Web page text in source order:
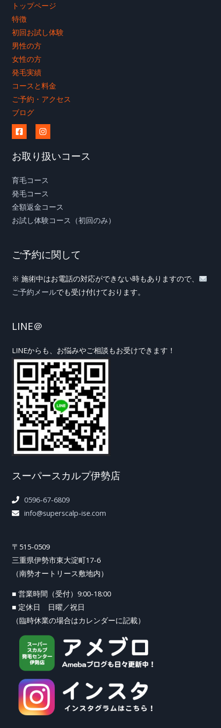
タ
ー
伊
勢
店
トップページ
特徴
初回お試し体験
男性の方
女性の方
発毛実績
コースと料金
ご予約・アクセス
ブログ
お取り扱いコース
育毛コース
発毛コース
全額返金コース
お試し体験コース（初回のみ）
ご予約に関して
※ 施術中はお電話の対応ができない時もありますので、
ご予約メールでも受け付けております。
LINE＠
LINEからも、お悩みやご相談もお受けできます！
スーパースカルプ伊勢店
0596-67-6809
info@superscalp-ise.com
〒515-0509
三重県伊勢市東大淀町17-6
（南勢オートリース敷地内）
■ 営業時間（受付）9:00-18:00
■ 定休日 日曜／祝日
（臨時休業の場合はカレンダーに記載）